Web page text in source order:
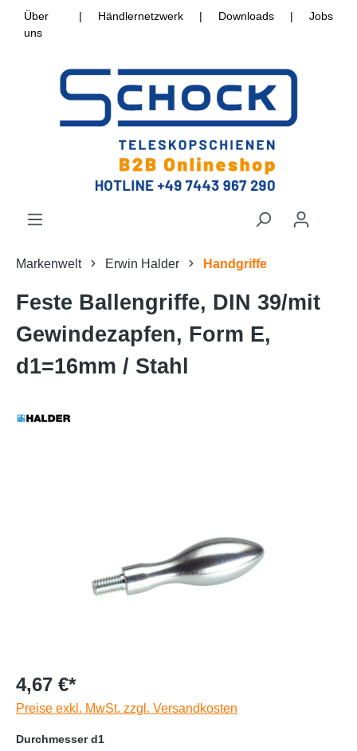
Über
uns
| Händlernetzwerk | Downloads | Jobs
Markenwelt Erwin Halder Handgriffe
Feste Ballengriffe, DIN 39/mit
Gewindezapfen, Form E,
d1=16mm / Stahl
4,67 €*
Preise exkl. MwSt. zzgl. Versandkosten
Durchmesser d1